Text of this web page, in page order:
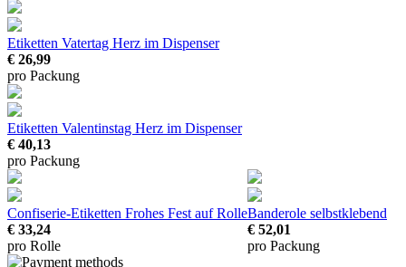
Etiketten Vatertag Herz im Dispenser
€ 26,99
pro Packung
Etiketten Valentinstag Herz im Dispenser
€ 40,13
pro Packung
Confiserie-Etiketten Frohes Fest auf Rolle
€ 33,24
pro Rolle
Banderole selbstklebend
€ 52,01
pro Packung